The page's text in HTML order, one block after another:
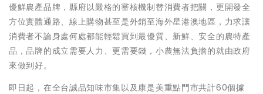
優鮮農產品牌，縣府以嚴格的審核機制替消費者把關，更開發全
方位實體通路、線上購物甚至是外銷至海外星港澳地區，力求讓
消費者不論身處何處都能輕鬆買到最優質、新鮮、安全的農特產
品，品牌的成立需要人力、更需要錢，小農無法負擔的就由政府
來做到好。
即日起，在全台誠品知味市集以及康是美重點門市共計60個據